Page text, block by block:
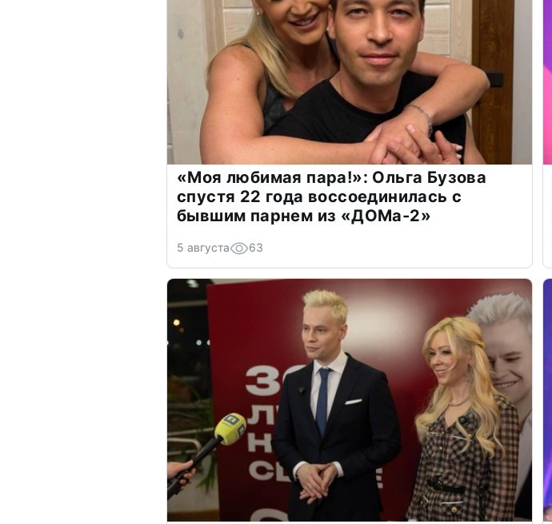
«Моя любимая пара!»: Ольга Бузова
спустя 22 года воссоединилась с
бывшим парнем из «ДОМа-2»
5 августа 63